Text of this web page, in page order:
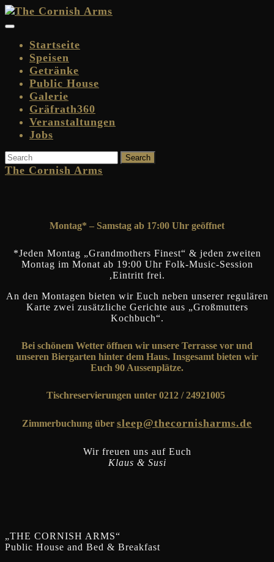
Skip
to
Open
ButtonStartseite
Speisen
Getränke
Public House
Galerie
Gräfrath360
Veranstaltungen
Jobs
Close
Button
Search
for:
The Cornish Arms
Montag* – Samstag ab 17:00 Uhr geöffnet
*Jeden Montag „Grandmothers Finest“ & jeden zweiten
Montag im Monat ab 19:00 Uhr Folk-Music-Session
,Eintritt frei.
An den Montagen bieten wir Euch neben unserer regulären
Karte zwei zusätzliche Gerichte aus „Großmutters
Kochbuch“.
Bei schönem Wetter öffnen wir unsere Terrasse vor und
unseren Biergarten hinter dem Haus. Insgesamt bieten wir
Euch 90 Aussenplätze.
Tischreservierungen unter 0212 / 24921005
Zimmerbuchung über sleep@thecornisharms.de
Wir freuen uns auf Euch
Klaus & Susi
„THE CORNISH ARMS“
Public House and Bed & Breakfast